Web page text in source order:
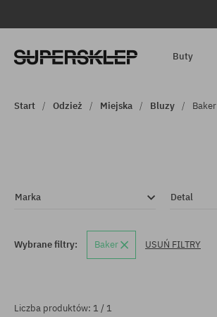
Buty
Start Odzież Miejska Bluzy Baker
Marka Detal
Wybrane filtry: Baker USUŃ FILTRY
Liczba produktów: 1 / 1